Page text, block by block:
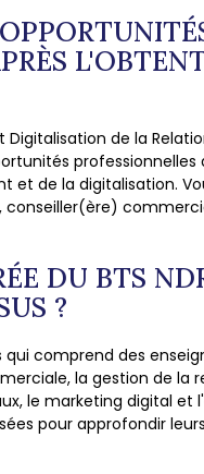
de la
professionnelles
et de la digitalisation.
DU BTS
?
qui comprend des
la gestion de la
le marketing digital
pour approfondir